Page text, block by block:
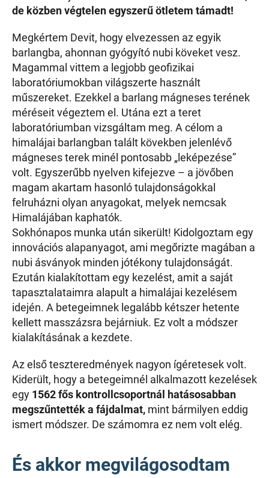
de közben végtelen egyszerű ötletem támadt!
Megkértem Devit, hogy elvezessen az egyik
barlangba, ahonnan gyógyító nubi köveket vesz.
Magammal vittem a legjobb geofizikai
laboratóriumokban világszerte használt
műszereket. Ezekkel a barlang mágneses terének
méréseit végeztem el. Utána ezt a teret
laboratóriumban vizsgáltam meg. A célom a
himalájai barlangban talált kövekben jelenlévő
mágneses terek minél pontosabb „leképezése”
volt. Egyszerűbb nyelven kifejezve – a jövőben
magam akartam hasonló tulajdonságokkal
felruházni olyan anyagokat, melyek nemcsak
Himalájában kaphatók.
Sokhónapos munka után sikerült! Kidolgoztam egy
innovációs alapanyagot, ami megőrizte magában a
nubi ásványok minden jótékony tulajdonságát.
Ezután kialakítottam egy kezelést, amit a saját
tapasztalataimra alapult a himalájai kezelésem
idején. A betegeimnek legalább kétszer hetente
kellett masszázsra bejárniuk. Ez volt a módszer
kialakításának a kezdete.
Az első teszteredmények nagyon ígéretesek volt.
Kiderült, hogy a betegeimnél alkalmazott kezelések
egy 1562 fős kontrollcsoportnál hatásosabban
megszűntették a fájdalmat, mint bármilyen eddig
ismert módszer. De számomra ez nem volt elég.
És akkor megvilágosodtam